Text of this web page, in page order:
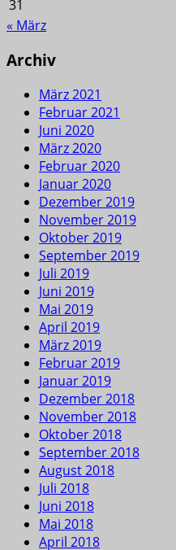
31
« März
Archiv
März 2021
Februar 2021
Juni 2020
März 2020
Februar 2020
Januar 2020
Dezember 2019
November 2019
Oktober 2019
September 2019
Juli 2019
Juni 2019
Mai 2019
April 2019
März 2019
Februar 2019
Januar 2019
Dezember 2018
November 2018
Oktober 2018
September 2018
August 2018
Juli 2018
Juni 2018
Mai 2018
April 2018